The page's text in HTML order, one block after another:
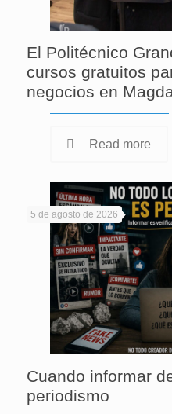
El Politécnico
cursos gratuitos
negocios en
Read more
5 de agosto de 2026
Cuando informar
periodismo